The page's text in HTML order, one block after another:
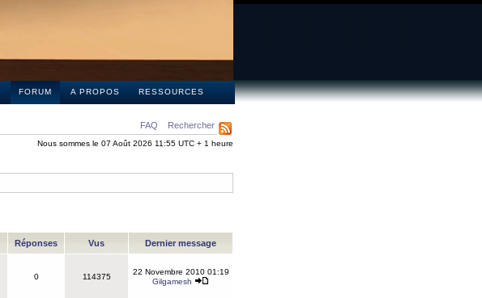
FORUM A PROPOS RESSOURCES
FAQ Rechercher
Nous sommes le 07 Août 2026 11:55 UTC + 1 heure
Réponses Vus Dernier message
0 114375
22 Novembre 2010 01:19
Gilgamesh